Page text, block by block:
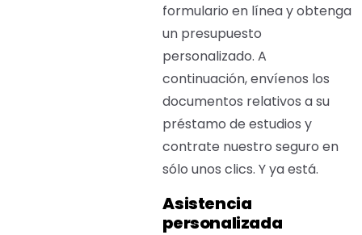
formulario en línea y obtenga
un presupuesto
personalizado. A
continuación, envíenos los
documentos relativos a su
préstamo de estudios y
contrate nuestro seguro en
sólo unos clics. Y ya está.
Asistencia
personalizada